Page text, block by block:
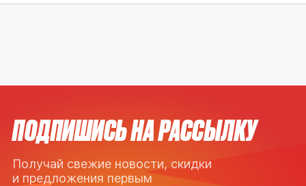
ПОДПИШИСЬ НА РАССЫЛКУ
Получай свежие новости, скидки
и предложения первым